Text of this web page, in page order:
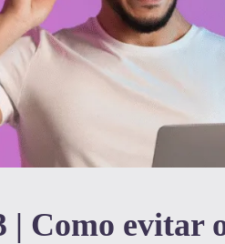
Como evitar